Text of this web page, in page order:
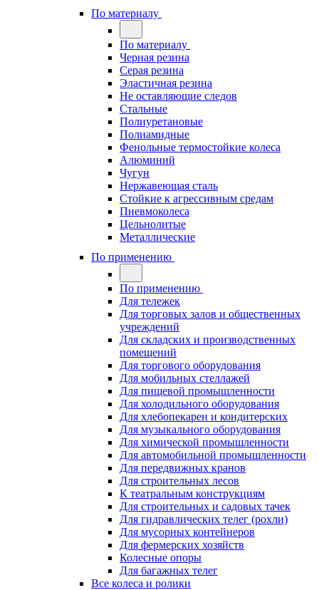
По материалу
По материалу
Черная резина
Серая резина
Эластичная резина
Не оставляющие следов
Стальные
Полиуретановые
Полиамидные
Фенольные термостойкие колеса
Алюминий
Чугун
Нержавеющая сталь
Стойкие к агрессивным средам
Пневмоколеса
Цельнолитые
Металлические
По применению
По применению
Для тележек
Для торговых залов и общественных
учреждений
Для складских и производственных
помещений
Для торгового оборудования
Для мобильных стеллажей
Для пищевой промышленности
Для холодильного оборудования
Для хлебопекарен и кондитерских
Для музыкального оборудования
Для химической промышленности
Для автомобильной промышленности
Для передвижных кранов
Для строительных лесов
К театральным конструкциям
Для строительных и садовых тачек
Для гидравлических телег (рохли)
Для мусорных контейнеров
Для фермерских хозяйств
Колесные опоры
Для багажных телег
Все колеса и ролики